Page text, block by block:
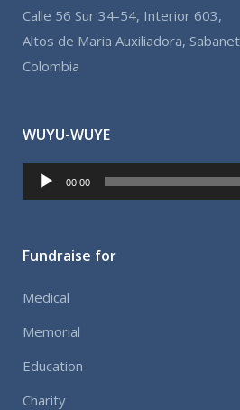
Calle 56 Sur 34-54, Interior 603,
Altos de Maria Auxiliadora,
Colombia
WUYU-WUYE
Reproductor
de
00:00
Fundraise for
Medical
Memorial
Education
Charity